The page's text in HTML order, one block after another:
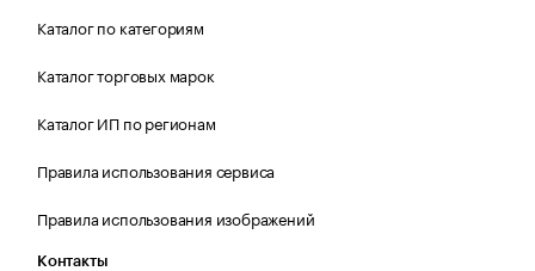
Каталог по категориям
Каталог торговых марок
Каталог ИП по регионам
Правила использования сервиса
Правила использования изображений
Контакты